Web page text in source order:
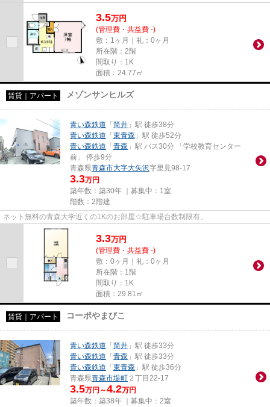
3.5万円
(管理費・共益費 -)
敷：1ヶ月｜礼：0ヶ月
所在階：2階
間取り：1K
面積：24.77㎡
賃貸｜アパート メゾンサンヒルズ
青い森鉄道 「 筒井 」駅 徒歩38分
青い森鉄道 「 東青森 」駅 徒歩52分
青い森鉄道 「 青森 」駅 バス30分 「学校教育センター
前」 停歩9分
青森県青森市大字大矢沢字里見98-17
3.3万円
築年数：築30年 ｜募集中： 1室
階数：2階建
ネット無料の青森大学近くの1Kのお部屋☆駐車場台数制限有。
3.3万円
(管理費・共益費 -)
敷：0ヶ月｜礼：0ヶ月
所在階：1階
間取り：1K
面積：29.81㎡
賃貸｜アパート コーポやまびこ
青い森鉄道 「 筒井 」駅 徒歩33分
青い森鉄道 「 青森 」駅 徒歩33分
青い森鉄道 「 東青森 」駅 徒歩36分
青森県青森市堤町 ２丁目22-17
3.5万円～4.2万円
築年数：築38年 ｜募集中： 2室